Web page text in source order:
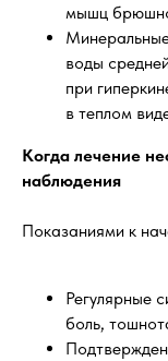
мышц
воды
при
в теплом
Когда лечение
наблюдения
Показаниями к
Регулярные
боль,